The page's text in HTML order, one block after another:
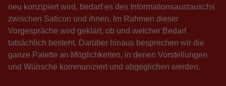
neu konzipiert wird, bedarf es des Informationsaustauschs
zwischen Saticon und ihnen. Im Rahmen dieser
Vorgespräche wird geklärt, ob und welcher Bedarf
tatsächlich besteht. Darüber hinaus besprechen wir die
ganze Palette an Möglichkeiten, in denen Vorstellungen
und Wünsche kommuniziert und abgeglichen werden.